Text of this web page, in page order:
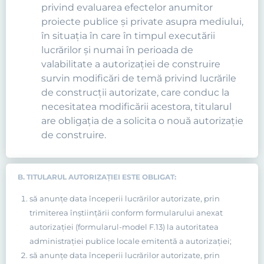
privind evaluarea efectelor anumitor
proiecte publice şi private asupra mediului,
în situaţia în care în timpul executării
lucrărilor şi numai în perioada de
valabilitate a autorizaţiei de construire
survin modificări de temă privind lucrările
de construcţii autorizate, care conduc la
necesitatea modificării acestora, titularul
are obligaţia de a solicita o nouă autorizaţie
de construire.
B. TITULARUL AUTORIZAŢIEI ESTE OBLIGAT:
să anunţe data începerii lucrărilor autorizate, prin
trimiterea înştiinţării conform formularului anexat
autorizaţiei (formularul-model F.13) la autoritatea
administraţiei publice locale emitentă a autorizaţiei;
să anunţe data începerii lucrărilor autorizate, prin